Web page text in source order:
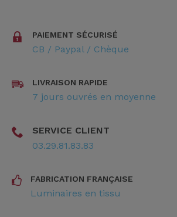
PAIEMENT SÉCURISÉ
CB / Paypal / Chèque
LIVRAISON RAPIDE
7 jours ouvrés en moyenne
SERVICE CLIENT
03.29.81.83.83
FABRICATION FRANÇAISE
Luminaires en tissu